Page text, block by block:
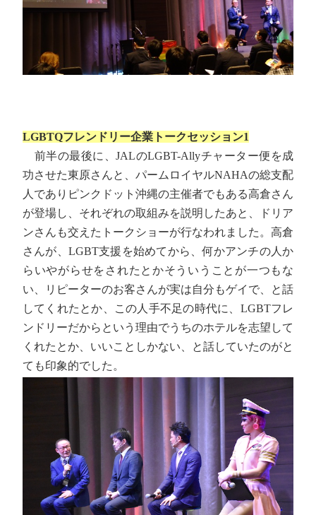
LGBTQフレンドリー企業トークセッション1
前半の最後に、JALのLGBT-Allyチャーター便を成
功させた東原さんと、パームロイヤルNAHAの総支配
人でありピンクドット沖縄の主催者でもある高倉さん
が登場し、それぞれの取組みを説明したあと、ドリア
ンさんも交えたトークショーが行なわれました。高倉
さんが、LGBT支援を始めてから、何かアンチの人か
らいやがらせをされたとかそういうことが一つもな
い、リピーターのお客さんが実は自分もゲイで、と話
してくれたとか、この人手不足の時代に、LGBTフレ
ンドリーだからという理由でうちのホテルを志望して
くれたとか、いいことしかない、と話していたのがと
ても印象的でした。